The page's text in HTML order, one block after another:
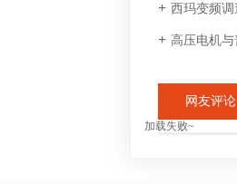
西玛变频
高压电机
网友评论
加载失败~